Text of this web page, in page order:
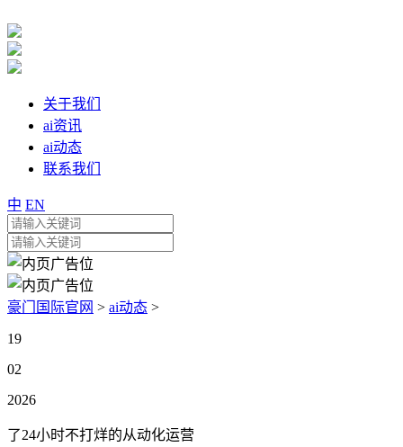
关于我们
ai资讯
ai动态
联系我们
中 EN
豪门国际官网 > ai动态 >
19
02
2026
了24小时不打烊的从动化运营